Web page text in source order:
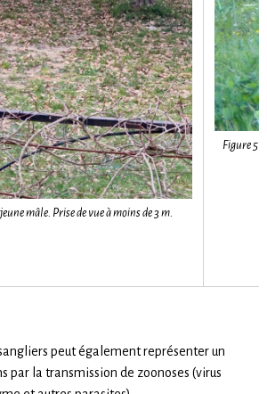
mâle. Prise de vue à moins de 3 m.
Figure 5
peut également représenter un
par la transmission de zoonoses (virus